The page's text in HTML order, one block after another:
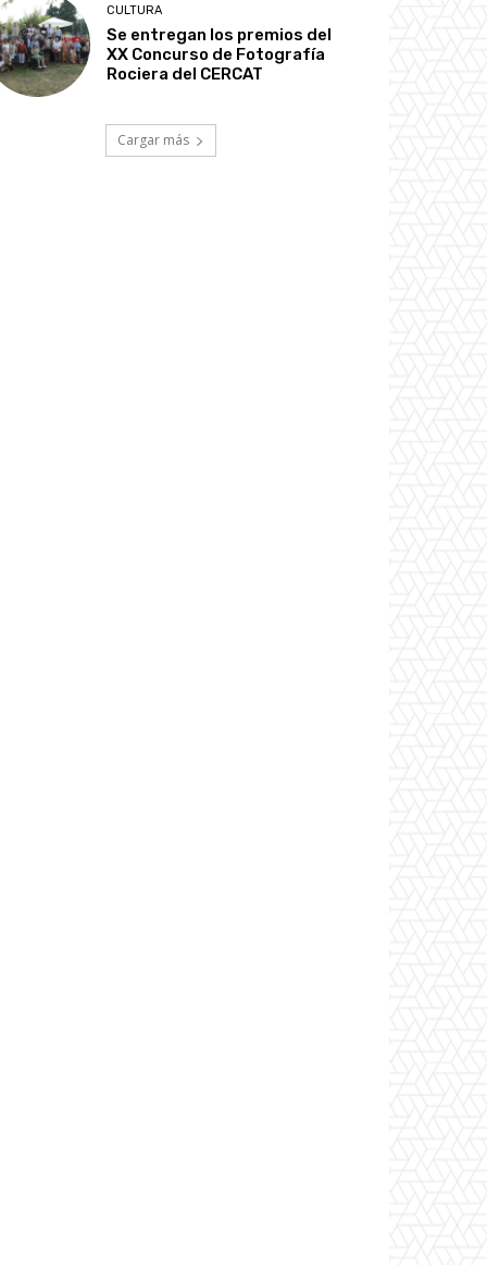
CULTURA
Se entregan los premios del
XX Concurso de Fotografía
Rociera del CERCAT
Cargar más